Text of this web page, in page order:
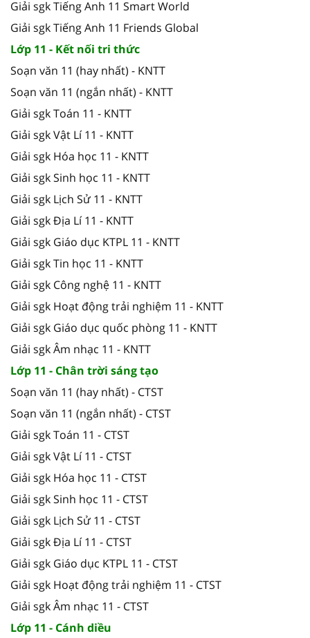
Giải sgk Tiếng Anh 11 Smart World
Giải sgk Tiếng Anh 11 Friends Global
Lớp 11 - Kết nối tri thức
Soạn văn 11 (hay nhất) - KNTT
Soạn văn 11 (ngắn nhất) - KNTT
Giải sgk Toán 11 - KNTT
Giải sgk Vật Lí 11 - KNTT
Giải sgk Hóa học 11 - KNTT
Giải sgk Sinh học 11 - KNTT
Giải sgk Lịch Sử 11 - KNTT
Giải sgk Địa Lí 11 - KNTT
Giải sgk Giáo dục KTPL 11 - KNTT
Giải sgk Tin học 11 - KNTT
Giải sgk Công nghệ 11 - KNTT
Giải sgk Hoạt động trải nghiệm 11 - KNTT
Giải sgk Giáo dục quốc phòng 11 - KNTT
Giải sgk Âm nhạc 11 - KNTT
Lớp 11 - Chân trời sáng tạo
Soạn văn 11 (hay nhất) - CTST
Soạn văn 11 (ngắn nhất) - CTST
Giải sgk Toán 11 - CTST
Giải sgk Vật Lí 11 - CTST
Giải sgk Hóa học 11 - CTST
Giải sgk Sinh học 11 - CTST
Giải sgk Lịch Sử 11 - CTST
Giải sgk Địa Lí 11 - CTST
Giải sgk Giáo dục KTPL 11 - CTST
Giải sgk Hoạt động trải nghiệm 11 - CTST
Giải sgk Âm nhạc 11 - CTST
Lớp 11 - Cánh diều